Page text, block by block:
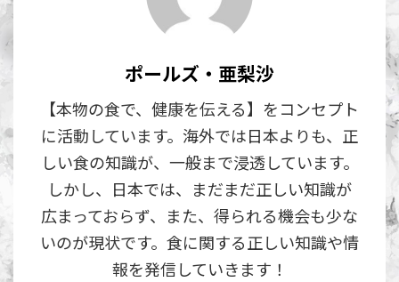
ポールズ・亜梨沙
【本物の食で、健康を伝える】をコンセプト
に活動しています。海外では日本よりも、正
しい食の知識が、一般まで浸透しています。
しかし、日本では、まだまだ正しい知識が
広まっておらず、また、得られる機会も少な
いのが現状です。食に関する正しい知識や情
報を発信していきます！